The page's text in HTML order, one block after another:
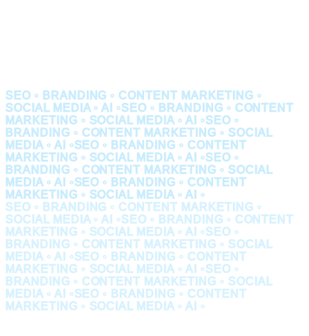
SEO • BRANDING • CONTENT MARKETING •
SOCIAL MEDIA • AI •SEO • BRANDING • CONTENT
MARKETING • SOCIAL MEDIA • AI •SEO •
BRANDING • CONTENT MARKETING • SOCIAL
MEDIA • AI •SEO • BRANDING • CONTENT
MARKETING • SOCIAL MEDIA • AI •SEO •
BRANDING • CONTENT MARKETING • SOCIAL
MEDIA • AI •SEO • BRANDING • CONTENT
MARKETING • SOCIAL MEDIA • AI •
SEO • BRANDING • CONTENT MARKETING •
SOCIAL MEDIA • AI •SEO • BRANDING • CONTENT
MARKETING • SOCIAL MEDIA • AI •SEO •
BRANDING • CONTENT MARKETING • SOCIAL
MEDIA • AI •SEO • BRANDING • CONTENT
MARKETING • SOCIAL MEDIA • AI •SEO •
BRANDING • CONTENT MARKETING • SOCIAL
MEDIA • AI •SEO • BRANDING • CONTENT
MARKETING • SOCIAL MEDIA • AI •